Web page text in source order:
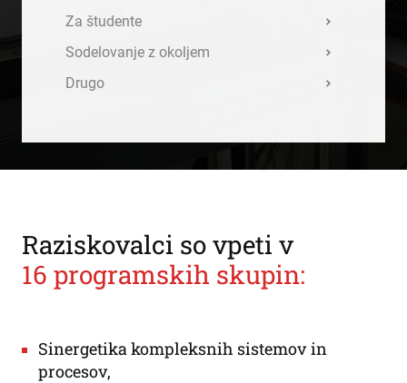
Za študente
Sodelovanje z okoljem
Drugo
Raziskovalci so vpeti v
16 programskih skupin:
Sinergetika kompleksnih sistemov in
procesov,